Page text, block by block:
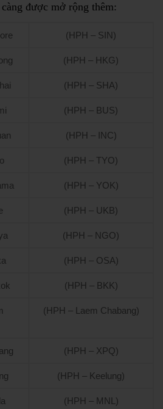
được mở rộng thêm:
(HPH – SIN)
(HPH – HKG)
(HPH – SHA)
(HPH – BUS)
(HPH – INC)
(HPH – TYO)
(HPH – YOK)
(HPH – UKB)
(HPH – NGO)
(HPH – OSA)
(HPH – BKK)
(HPH – Laem Chabang)
(HPH – XPQ)
(HPH – Keelung)
(HPH – MNL)